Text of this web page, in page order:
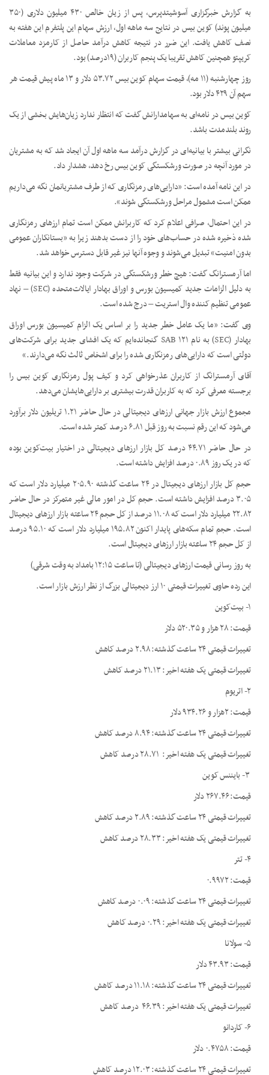
به گزارش خبرگزاری آسوشیتدپرس، پس از زیان خالص ۴۳۰ میلیون دلاری (۳۵۰
میلیون پوند) کوین بیس در نتایج سه ماهه اول، ارزش سهام این پلتفرم این هفته به
نصف کاهش یافت. این ضرر در نتیجه کاهش درآمد حاصل از کارمزد معاملات
کریپتو همچنین کاهش تقریبا یک پنجم کاربران (۱۹درصد) بود.
روز چهارشنبه (۱۱ مه)، قیمت سهام کوین بیس ۵۳.۷۲ دلار و ۱۳ ماه پیش قیمت هر
سهم آن ۴۲۹ دلار بود.
کوین بیس در نامه‌ای به سهامدارانش گفت که انتظار ندارد زیان‌هایش بخشی از یک
روند بلندمدت باشد.
نگرانی بیشتر با بیانیه‌ای در گزارش درآمد سه ماهه اول آن ایجاد شد که به مشتریان
در مورد آنچه در صورت ورشکستگی کوین بیس رخ دهد، هشدار داد.
در این نامه آمده است: «دارایی‌های رمزنگاری که از طرف مشتریانمان نگه می‌داریم
ممکن است مشمول مراحل ورشکستگی شوند».
در این احتمال، صرافی اعلام کرد که کاربرانش ممکن است تمام ارزهای رمزنگاری
شده ذخیره شده در حساب‌های خود را از دست بدهند زیرا به «بستانکاران عمومی
بدون امنیت» تبدیل می‌شوند و وجوه آنها نیز غیر قابل دسترس خواهد شد.
اما آرمسترانگ گفت: هیچ خطر ورشکستگی در شرکت وجود ندارد و این بیانیه فقط
به دلیل الزامات جدید کمیسیون بورس و اوراق بهادار ایالات‌متحده (SEC) – نهاد
عمومی تنظیم کننده وال استریت – درج شده است.
وی گفت: «ما یک عامل خطر جدید را بر اساس یک الزام کمیسیون بورس اوراق
بهادار (SEC) به نام SAB ۱۲۱ گنجانده‌ایم که یک افشای جدید برای شرکت‌های
دولتی است که دارایی‌های رمزنگاری شده را برای اشخاص ثالث نگه می‌دارند.»
آقای آرمسترانگ از کاربران عذرخواهی کرد و کیف پول رمزنگاری کوین بیس را
برجسته معرفی کرد که به کاربران قدرت بیشتری بر دارایی‌هایشان می‌دهد.
مجموع ارزش بازار جهانی ارزهای دیجیتالی در حال حاضر ۱.۲۱ تریلیون دلار برآورد
می‌شود که این رقم نسبت به روز قبل ۶.۸۱ درصد کمتر شده است.
در حال حاضر ۴۴.۷۱ درصد کل بازار ارزهای دیجیتالی در اختیار بیت‌کوین بوده
که در یک روز ۰.۸۹ درصد افزایش داشته است.
حجم کل بازار ارزهای دیجیتال در ۲۴ ساعت گذشته ۲۰۵.۹۰ میلیارد دلار است که
۳.۰۵ درصد افزایش داشته است. حجم کل در امور مالی غیر متمرکز در حال حاضر
۲۲.۸۲ میلیارد دلار است که ۱۱.۰۸ درصد از کل حجم ۲۴ ساعته بازار ارزهای دیجیتال
است. حجم تمام سکه‌های پایدار اکنون ۱۹۵.۸۲ میلیارد دلار است که ۹۵.۱۰ درصد
از کل حجم ۲۴ ساعته بازار ارزهای دیجیتال است.
به روز رسانی قیمت ارزهای دیجیتالی (تا ساعت ۱۲:۱۵ بامداد به وقت شرقی)
این رده حاوی تغییرات قیمتی ۱۰ ارز دیجیتالی بزرگ از نظر ارزش بازار است.
۱- بیت‌کوین
قیمت: ۲۸ هزار و ۵۲۰.۳۵ دلار
تغییرات قیمتی ۲۴ ساعت گذشته: ۲.۹۸ درصد کاهش
تغییرات قیمتی یک هفته اخیر: ۲۱.۱۳ درصد کاهش
۲- اتریوم
قیمت: ۲هزار و ۹۳۴.۲۶ دلار
تغییرات قیمتی ۲۴ ساعت گذشته: ۸.۹۴ درصد کاهش
تغییرات قیمتی یک هفته اخیر: ۲۸.۷۱ درصد کاهش
قیمت: ۲۶۷.۴۶ دلار
تغییرات قیمتی ۲۴ ساعت گذشته: ۲.۸۹ درصد کاهش
تغییرات قیمتی یک هفته اخیر: ۲۸.۳۳ درصد کاهش
۴- تتر
قیمت: ۰.۹۹۷۲
تغییرات قیمتی ۲۴ ساعت گذشته: ۰.۰۹ درصد کاهش
تغییرات قیمتی یک هفته اخیر: ۰.۲۹ درصد کاهش
۵- سولانا
قیمت: ۴۳.۹۳ دلار
تغییرات قیمتی ۲۴ ساعت گذشته: ۱۱.۱۸ درصد کاهش
تغییرات قیمتی یک هفته اخیر: ۴۶.۳۹ درصد کاهش
۶- کاردانو
قیمت: ۰.۴۷۵۸ دلار
تغییرات قیمتی ۲۴ ساعت گذشته: ۱۲.۰۳ درصد کاهش